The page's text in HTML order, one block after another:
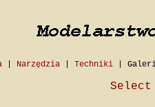
| Narzędzia| Techniki|
Select